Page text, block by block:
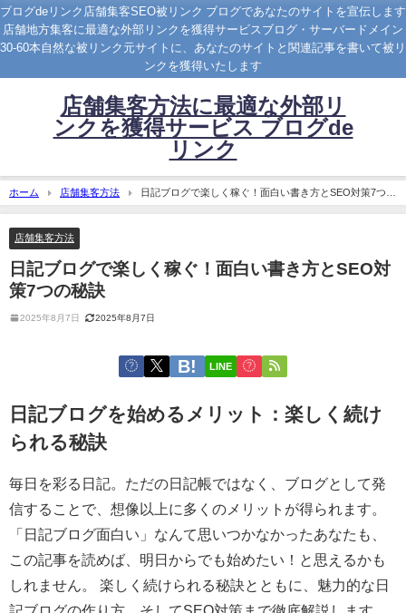
ブログdeリンク店舗集客SEO被リンク ブログであなたのサイトを宣伝します
店舗地方集客に最適な外部リンクを獲得サービスブログ・サーバードメイン
30-60本自然な被リンク元サイトに、あなたのサイトと関連記事を書いて被リ
ンクを獲得いたします
店舗集客方法に最適な外部リ
ンクを獲得サービス ブログde
リンク
ホーム 店舗集客方法
日記ブログで楽しく稼ぐ！面白い書き方とSEO対策7つの
秘訣
店舗集客方法
日記ブログで楽しく稼ぐ！面白い書き方とSEO対
策7つの秘訣
2025年8月7日 2025年8月7日
LINE
日記ブログを始めるメリット：楽しく続け
られる秘訣
毎日を彩る日記。ただの日記帳ではなく、ブログとして発
信することで、想像以上に多くのメリットが得られます。
「日記ブログ面白い」なんて思いつかなかったあなたも、
この記事を読めば、明日からでも始めたい！と思えるかも
しれません。 楽しく続けられる秘訣とともに、魅力的な日